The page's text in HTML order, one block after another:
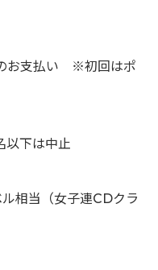
お支払い ※初回はポ
下は中止
相当（女子連CDクラ